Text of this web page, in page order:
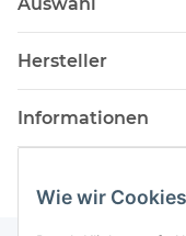
Wie wir
Hersteller
Informationen